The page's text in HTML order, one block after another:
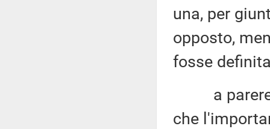
una, per
opposto,
fosse
a parere
che